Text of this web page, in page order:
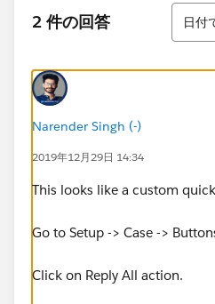
2 件の回答
並び替
日付
Narender Singh (-)
2019年12月29日 14:34
This looks like a custom
Go to Setup -> Case ->
Click on Reply All action.